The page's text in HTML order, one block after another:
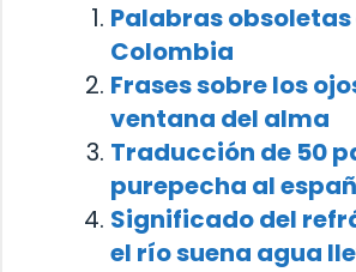
Palabras obsoletas
Colombia
Frases sobre los
ventana del alma
Traducción de 50
purepecha al
Significado del
el río suena agua